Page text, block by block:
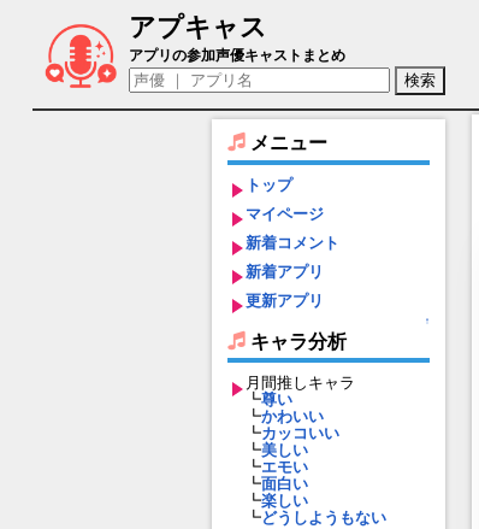
アプキャス
ロラン（声優：谷川立紀)【社長、
アプリの参加声優キャストまとめ
メニュー
トップ
マイページ
新着コメント
新着アプリ
更新アプリ
↑
キャラ分析
月間推しキャラ
┗尊い
┗かわいい
┗カッコいい
┗美しい
┗エモい
┗面白い
┗楽しい
┗どうしようもない